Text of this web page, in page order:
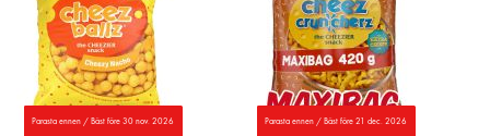
Parasta ennen / Bäst före 30 nov. 2026 Parasta ennen / Bäst före 21 dec. 2026